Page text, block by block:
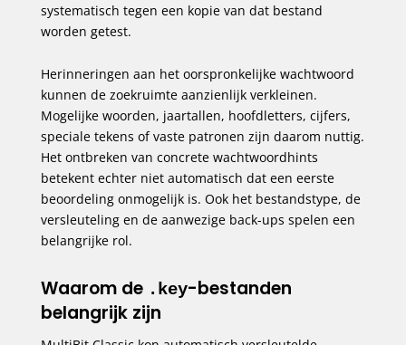
systematisch tegen een kopie van dat bestand
worden getest.
Herinneringen aan het oorspronkelijke wachtwoord
kunnen de zoekruimte aanzienlijk verkleinen.
Mogelijke woorden, jaartallen, hoofdletters, cijfers,
speciale tekens of vaste patronen zijn daarom nuttig.
Het ontbreken van concrete wachtwoordhints
betekent echter niet automatisch dat een eerste
beoordeling onmogelijk is. Ook het bestandstype, de
versleuteling en de aanwezige back-ups spelen een
belangrijke rol.
Waarom de .key-bestanden
belangrijk zijn